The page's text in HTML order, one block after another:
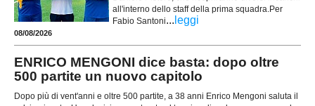
all'interno dello staff della prima squadra.Per
Fabio Santoni... leggi
08/08/2026
ENRICO MENGONI dice basta: dopo oltre
500 partite un nuovo capitolo
Dopo più di vent'anni e oltre 500 partite, a 38 anni Enrico Mengoni saluta il